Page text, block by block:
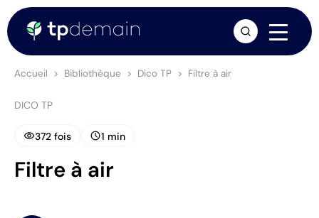
Accueil Bibliothèque Dico TP Filtre à air
DICO TP
visibility372 fois schedule1 min
Filtre à air
arrow_forward